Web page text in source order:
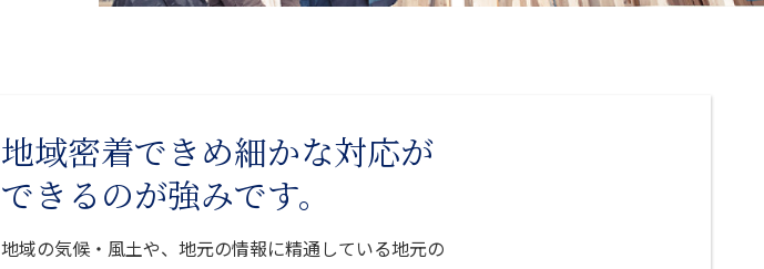
地域密着できめ細かな対応が
できるのが強みです。
地域の気候・風土や、地元の情報に精通している地元の